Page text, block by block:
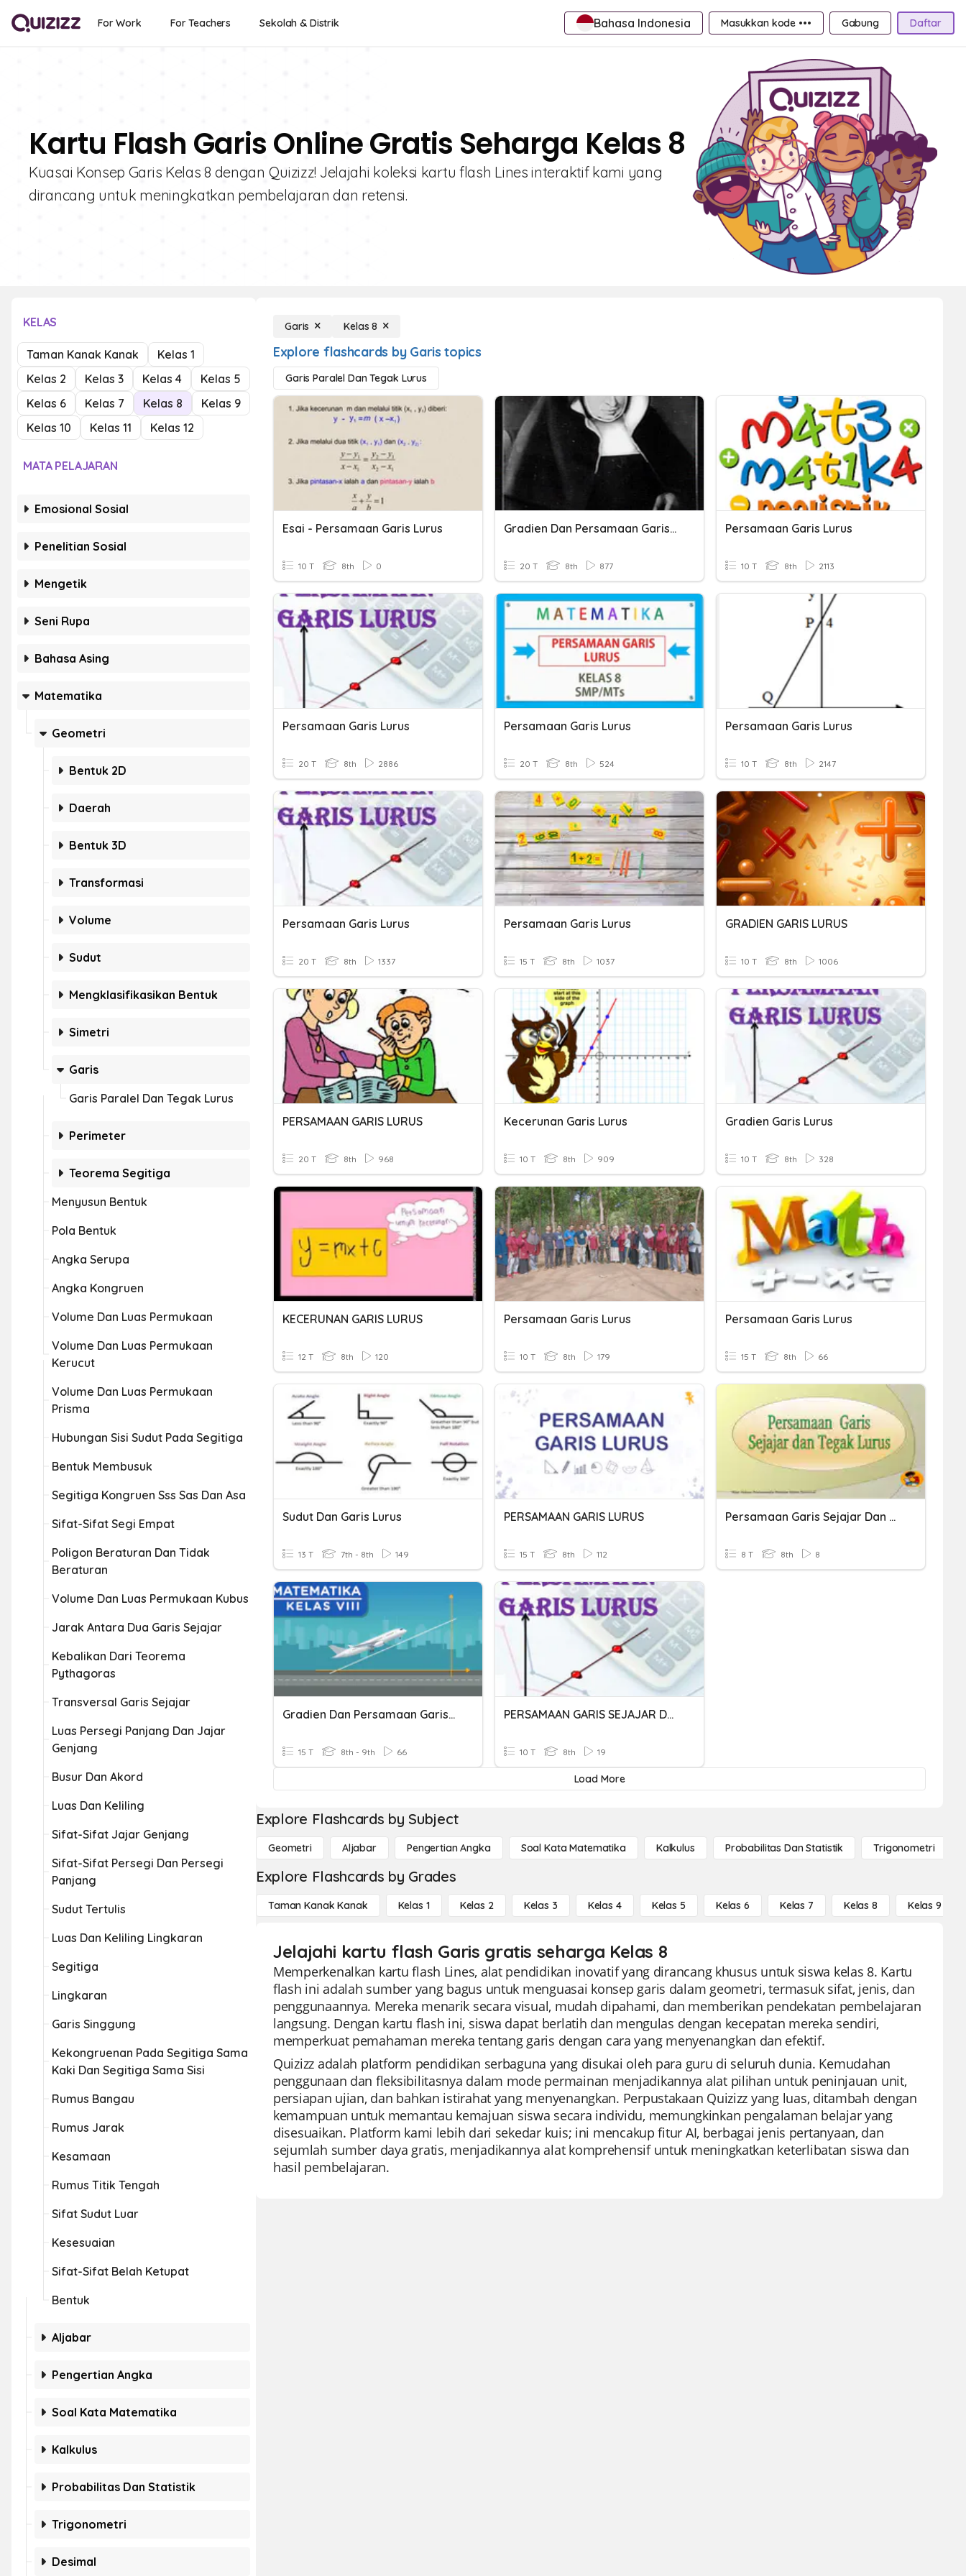
For Work For Teachers Sekolah & Distrik Bahasa Indonesia Masukkan kode ••• Gabung Daftar
Kartu Flash Garis Online Gratis Seharga Kelas 8
Kuasai Konsep Garis Kelas 8 dengan Quizizz! Jelajahi koleksi kartu flash Lines interaktif kami yang
dirancang untuk meningkatkan pembelajaran dan retensi.
KELAS
Taman Kanak Kanak
Kelas 1
Kelas 2
Kelas 3 Kelas 4
Kelas 5
Kelas 6
Kelas 7 Kelas 8
Kelas 9
Kelas 10
Kelas 11 Kelas 12
MATA PELAJARAN
Emosional Sosial
Penelitian Sosial
Mengetik
Seni Rupa
Bahasa Asing
Matematika
Geometri
Bentuk 2D
Daerah
Bentuk 3D
Transformasi
Volume
Sudut
Mengklasifikasikan Bentuk
Simetri
Garis
Garis Paralel Dan Tegak Lurus
Perimeter
Teorema Segitiga
Menyusun Bentuk
Pola Bentuk
Angka Serupa
Angka Kongruen
Volume Dan Luas Permukaan
Volume Dan Luas Permukaan
Kerucut
Volume Dan Luas Permukaan
Prisma
Hubungan Sisi Sudut Pada Segitiga
Bentuk Membusuk
Segitiga Kongruen Sss Sas Dan Asa
Sifat-Sifat Segi Empat
Poligon Beraturan Dan Tidak
Beraturan
Volume Dan Luas Permukaan Kubus
Jarak Antara Dua Garis Sejajar
Kebalikan Dari Teorema
Pythagoras
Transversal Garis Sejajar
Luas Persegi Panjang Dan Jajar
Genjang
Busur Dan Akord
Luas Dan Keliling
Sifat-Sifat Jajar Genjang
Sifat-Sifat Persegi Dan Persegi
Panjang
Sudut Tertulis
Luas Dan Keliling Lingkaran
Segitiga
Lingkaran
Garis Singgung
Kekongruenan Pada Segitiga Sama
Kaki Dan Segitiga Sama Sisi
Rumus Bangau
Rumus Jarak
Kesamaan
Rumus Titik Tengah
Sifat Sudut Luar
Kesesuaian
Sifat-Sifat Belah Ketupat
Bentuk
Aljabar
Pengertian Angka
Soal Kata Matematika
Kalkulus
Probabilitas Dan Statistik
Trigonometri
Desimal
Garis Kelas 8
Explore flashcards by Garis topics
Garis Paralel Dan Tegak Lurus
Esai - Persamaan Garis Lurus
10 T 8th 0
Gradien Dan Persamaan Garis Lurus
20 T 8th 877
Persamaan Garis Lurus
10 T 8th 2113
Persamaan Garis Lurus
20 T 8th 2886
Persamaan Garis Lurus
20 T 8th 524
Persamaan Garis Lurus
10 T 8th 2147
Persamaan Garis Lurus
20 T 8th 1337
Persamaan Garis Lurus
15 T 8th 1037
GRADIEN GARIS LURUS
10 T 8th 1006
PERSAMAAN GARIS LURUS
20 T 8th 968
Kecerunan Garis Lurus
10 T 8th 909
Gradien Garis Lurus
10 T 8th 328
KECERUNAN GARIS LURUS
12 T 8th 120
Persamaan Garis Lurus
10 T 8th 179
Persamaan Garis Lurus
15 T 8th 66
Sudut Dan Garis Lurus
13 T 7th - 8th 149
PERSAMAAN GARIS LURUS
15 T 8th 112
Persamaan Garis Sejajar Dan Tegak Lurus
8 T 8th 8
Gradien Dan Persamaan Garis Lurus
15 T 8th - 9th 66
PERSAMAAN GARIS SEJAJAR DAN TEGAK LURUS
10 T 8th 19
Load More
Explore Flashcards by Subject
Geometri Aljabar Pengertian Angka Soal Kata Matematika Kalkulus Probabilitas Dan Statistik Trigonometri
Explore Flashcards by Grades
Taman Kanak Kanak Kelas 1 Kelas 2 Kelas 3 Kelas 4 Kelas 5 Kelas 6 Kelas 7 Kelas 8 Kelas 9
Jelajahi kartu flash Garis gratis seharga Kelas 8
Memperkenalkan kartu flash Lines, alat pendidikan inovatif yang dirancang khusus untuk siswa kelas 8. Kartu
flash ini adalah sumber yang bagus untuk menguasai konsep garis dalam geometri, termasuk sifat, jenis, dan
penggunaannya. Mereka menarik secara visual, mudah dipahami, dan memberikan pendekatan pembelajaran
langsung. Dengan kartu flash ini, siswa dapat berlatih dan mengulas dengan kecepatan mereka sendiri,
memperkuat pemahaman mereka tentang garis dengan cara yang menyenangkan dan efektif.
Quizizz adalah platform pendidikan serbaguna yang disukai oleh para guru di seluruh dunia. Kemudahan
penggunaan dan fleksibilitasnya dalam mode permainan menjadikannya alat pilihan untuk peninjauan unit,
persiapan ujian, dan bahkan istirahat yang menyenangkan. Perpustakaan Quizizz yang luas, ditambah dengan
kemampuan untuk memantau kemajuan siswa secara individu, memungkinkan pengalaman belajar yang
disesuaikan. Platform kami lebih dari sekedar kuis; ini mencakup fitur AI, berbagai jenis pertanyaan, dan
sejumlah sumber daya gratis, menjadikannya alat komprehensif untuk meningkatkan keterlibatan siswa dan
hasil pembelajaran.